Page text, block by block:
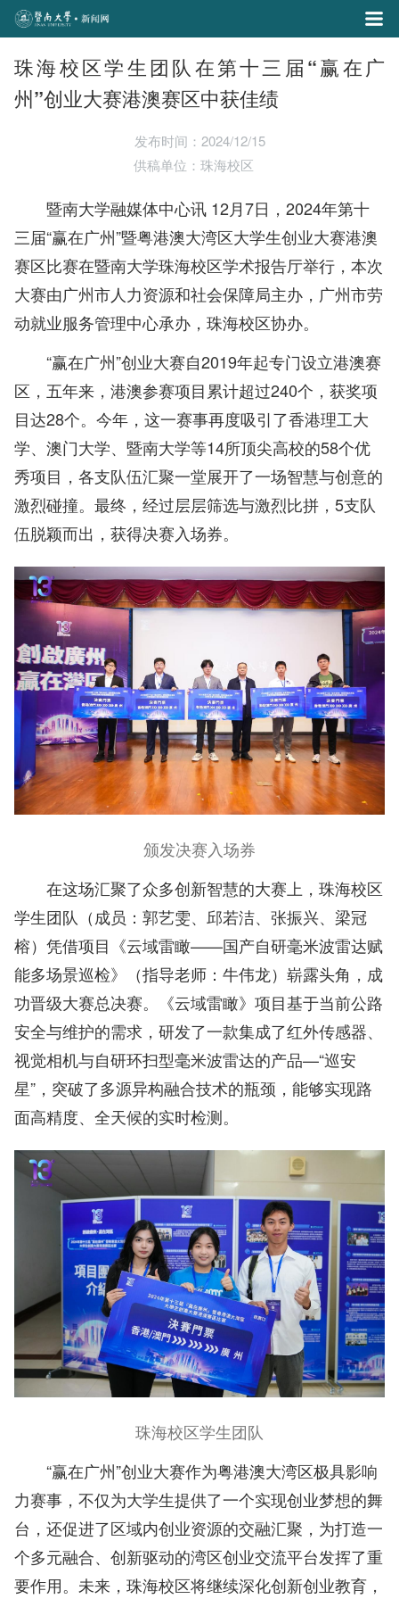
珠海校区学生团队在第十三届“赢在广
州”创业大赛港澳赛区中获佳绩
发布时间：2024/12/15
供稿单位：珠海校区
暨南大学融媒体中心讯 12月7日，2024年第十
三届“赢在广州”暨粤港澳大湾区大学生创业大赛港澳
赛区比赛在暨南大学珠海校区学术报告厅举行，本次
大赛由广州市人力资源和社会保障局主办，广州市劳
动就业服务管理中心承办，珠海校区协办。
“赢在广州”创业大赛自2019年起专门设立港澳赛
区，五年来，港澳参赛项目累计超过240个，获奖项
目达28个。今年，这一赛事再度吸引了香港理工大
学、澳门大学、暨南大学等14所顶尖高校的58个优
秀项目，各支队伍汇聚一堂展开了一场智慧与创意的
激烈碰撞。最终，经过层层筛选与激烈比拼，5支队
伍脱颖而出，获得决赛入场券。
颁发决赛入场券
在这场汇聚了众多创新智慧的大赛上，珠海校区
学生团队（成员：郭艺雯、邱若洁、张振兴、梁冠
榕）凭借项目《云域雷瞰——国产自研毫米波雷达赋
能多场景巡检》（指导老师：牛伟龙）崭露头角，成
功晋级大赛总决赛。《云域雷瞰》项目基于当前公路
安全与维护的需求，研发了一款集成了红外传感器、
视觉相机与自研环扫型毫米波雷达的产品—“巡安
星”，突破了多源异构融合技术的瓶颈，能够实现路
面高精度、全天候的实时检测。
珠海校区学生团队
“赢在广州”创业大赛作为粤港澳大湾区极具影响
力赛事，不仅为大学生提供了一个实现创业梦想的舞
台，还促进了区域内创业资源的交融汇聚，为打造一
个多元融合、创新驱动的湾区创业交流平台发挥了重
要作用。 未来，珠海校区将继续深化创新创业教育，